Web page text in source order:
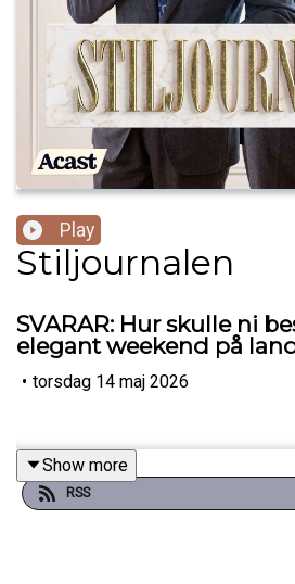
Play
Stiljournalen
SVARAR: Hur skulle ni
elegant weekend på
• torsdag 14 maj 2026
Show more
RSS